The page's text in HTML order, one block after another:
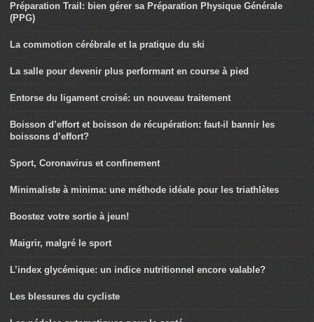
Préparation Trail: bien gérer sa Préparation Physique Générale
(PPG)
La commotion cérébrale et la pratique du ski
La salle pour devenir plus performant en course à pied
Entorse du ligament croisé: un nouveau traitement
Boisson d’effort et boisson de récupération: faut-il bannir les
boissons d’effort?
Sport, Coronavirus et confinement
Minimaliste à minima: une méthode idéale pour les triathlètes
Boostez votre sortie à jeun!
Maigrir, malgré le sport
L’index glycémique: un indice nutritionnel encore valable?
Les blessures du cycliste